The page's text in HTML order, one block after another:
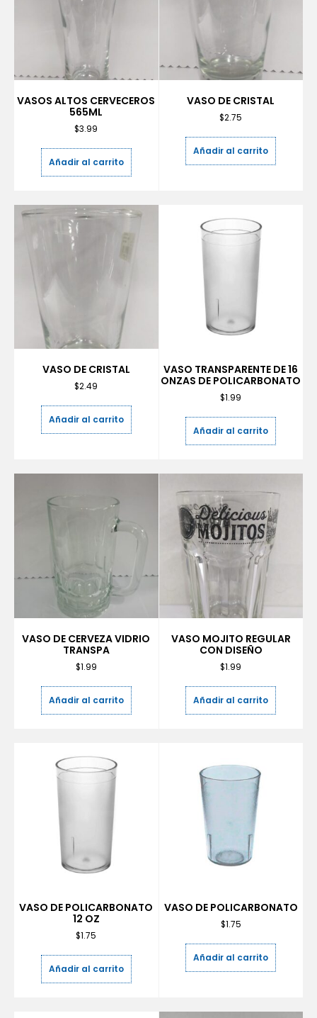
VASOS ALTOS CERVECEROS
565ML
$3.99
Añadir al carrito
VASO DE CRISTAL
$2.75
Añadir al carrito
VASO DE CRISTAL
$2.49
Añadir al carrito
VASO TRANSPARENTE DE 16
ONZAS DE POLICARBONATO
$1.99
Añadir al carrito
VASO DE CERVEZA VIDRIO
TRANSPA
$1.99
Añadir al carrito
VASO MOJITO REGULAR
CON DISEÑO
$1.99
Añadir al carrito
VASO DE POLICARBONATO
12 OZ
$1.75
Añadir al carrito
VASO DE POLICARBONATO
$1.75
Añadir al carrito